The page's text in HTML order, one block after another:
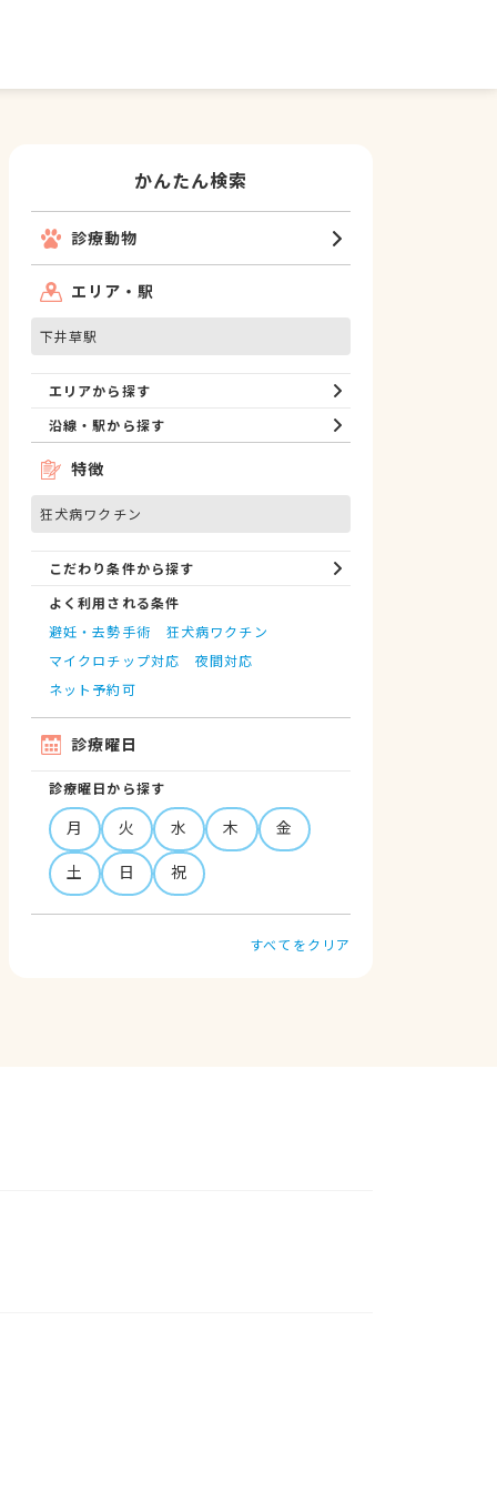
かんたん検索
診療動物
エリア・駅
下井草駅
エリアから探す
沿線・駅から探す
特徴
狂犬病ワクチン
こだわり条件から探す
よく利用される条件
避妊・去勢手術
狂犬病ワクチン
マイクロチップ対応
夜間対応
ネット予約可
診療曜日
診療曜日から探す
月 火 水 木
金
土
日 祝
すべてをクリア